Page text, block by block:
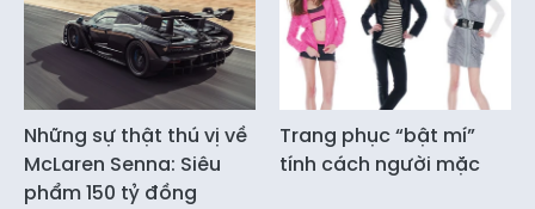
Những sự thật thú vị về
McLaren Senna: Siêu
phẩm 150 tỷ đồng
Trang phục “bật mí”
tính cách người mặc